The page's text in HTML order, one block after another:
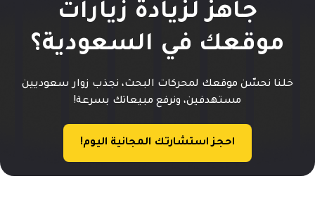
جاهز لزيادة زيارات
موقعك في السعودية؟
خلنا نحسّن موقعك لمحركات البحث، نجذب زوار سعوديين
مستهدفين، ونرفع مبيعاتك بسرعة!
احجز استشارتك المجانية اليوم!